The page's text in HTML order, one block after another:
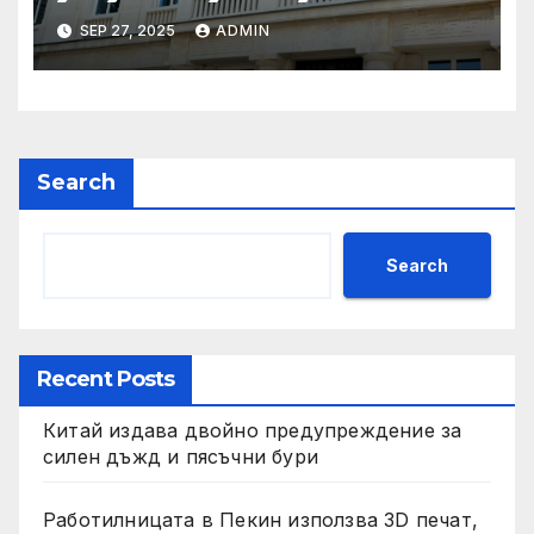
обществено обсъждане
SEP 27, 2025 ADMIN
Search
Search
Recent Posts
Китай издава двойно предупреждение за
силен дъжд и пясъчни бури
Работилницата в Пекин използва 3D печат,